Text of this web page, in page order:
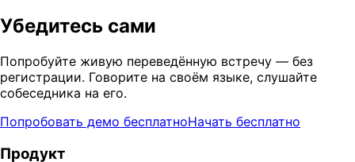
Убедитесь сами
Попробуйте живую переведённую встречу — без
регистрации. Говорите на своём языке, слушайте
собеседника на его.
Попробовать демо бесплатноНачать бесплатно
Продукт